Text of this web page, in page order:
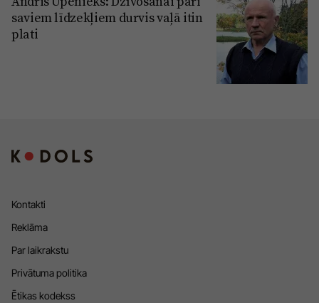
saviem līdzekļiem durvis vaļā itin
plati
Kontakti
Reklāma
Par laikrakstu
Privātuma politika
Ētikas kodekss